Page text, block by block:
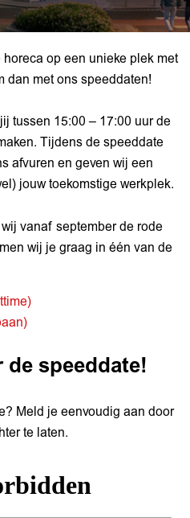
op een unieke plek met
dan met ons speeddaten!
tussen 15:00 – 17:00 uur de
Tijdens de speeddate
afvuren en geven wij een
jouw toekomstige werkplek.
vanaf september de rode
wij je graag in één van de
de speeddate!
Meld je eenvoudig aan door
te laten.